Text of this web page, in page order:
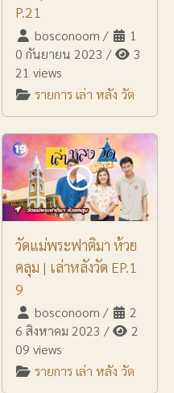
P.21
bosconoom /
1
0 กันยายน 2023 /
3
21 views
รายการ เล่า หลัง วัด
วัดแม่พระฟาติมา ห้วย
คลุม | เล่าหลังวัด EP.1
9
bosconoom /
2
6 สิงหาคม 2023 /
2
09 views
รายการ เล่า หลัง วัด